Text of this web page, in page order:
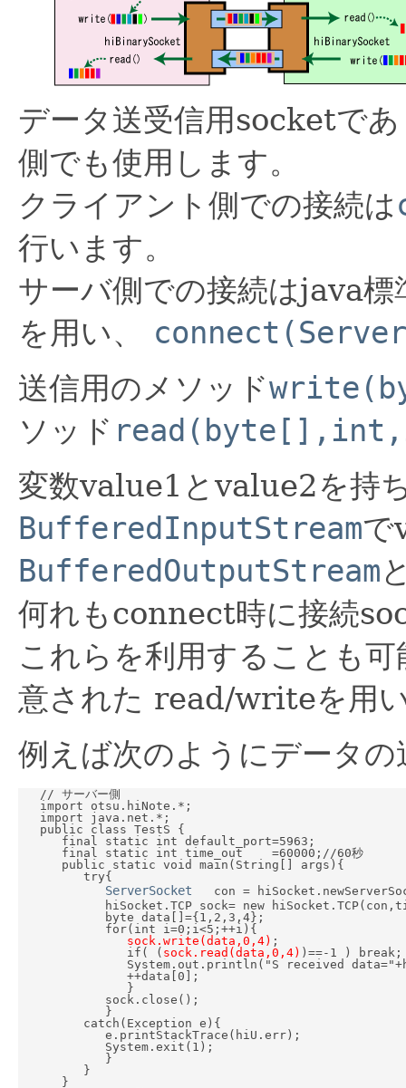
データ送受信用socketで
側でも使用します。
クライアント側での接続は
行います。
サーバ側での接続はjava標
を用い、
送信用のメソッド
ソッド
変数value1とvalue2を持
BufferedInputStreamで
BufferedOutputStream
何れもconnect時に接続
これらを利用することも
意された read/writeを用
例えば次のようにデータ
   // サーバー側
   import otsu.hiNote.*;
   import java.net.*;
   public class TestS {
      final static int default_port=5963;
      final static int time_out    =60000;//60秒
      public static void main(String[] args){
         try{
ServerSocket
con =
hiSocket.TCP sock= new
            byte data[]={1,2,3,4};
            for(int i=0;i<5;++i){
sock.write(data,0,4) ;
               if( (
sock.read(data,0,4) )==-1 ) break;
System.out.println("S received
               ++data[0];
               }
            sock.close();
            }
         catch(Exception e){
            e.printStackTrace(hiU.err);
            System.exit(1);
            }
         }
      }